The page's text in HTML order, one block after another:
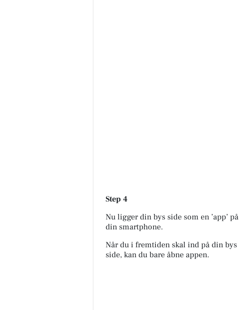
Step 4
Nu ligger din bys side som en ’app’ på
din smartphone.
Når du i fremtiden skal ind på din bys
side, kan du bare åbne appen.